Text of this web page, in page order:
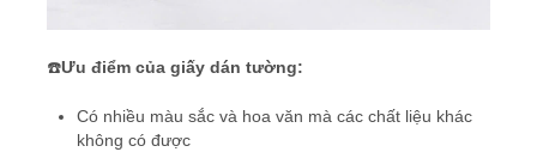
☎️Ưu điểm của giấy dán tường:
Có nhiều màu sắc và hoa văn mà các chất liệu khác
không có được